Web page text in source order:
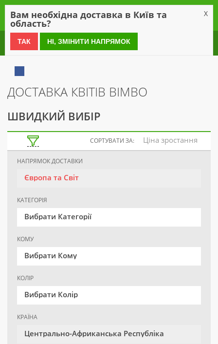
0 800 21 54 55
ДОСТАВКА КВІТІВ BIMBO
ШВИДКИЙ ВИБІР
СОРТУВАТИ ЗА: Ціна зростання
НАПРЯМОК ДОСТАВКИ
Європа та Світ
КАТЕГОРІЯ
Вибрати Категорії
КОМУ
Вибрати Кому
КОЛІР
Вибрати Колір
КРАЇНА
Центрально-Африканська Республіка
Вам необхідна доставка в Київ та
область?
X
ТАК НІ, ЗМІНИТИ НАПРЯМОК